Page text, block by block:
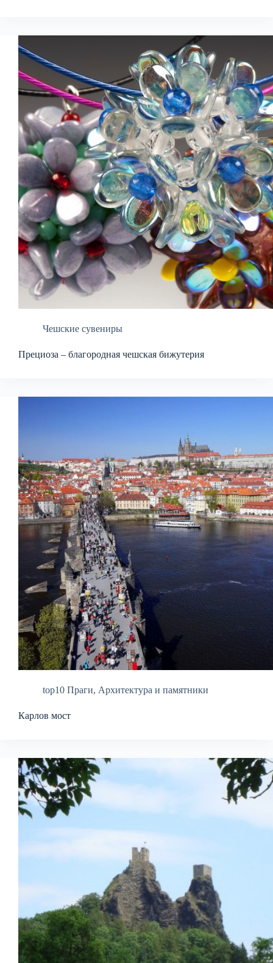
Чешские сувениры
Прециоза – благородная чешская бижутерия
top10 Праги, Архитектура и памятники
Карлов мост